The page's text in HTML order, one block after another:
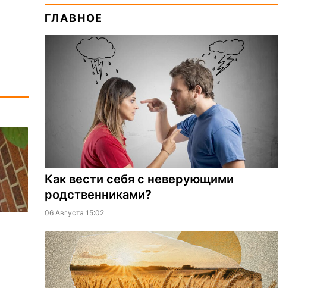
ГЛАВНОЕ
Как вести себя с неверующими
родственниками?
06 Августа 15:02